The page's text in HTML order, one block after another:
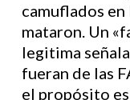
camuflados
mataron. Un
legitima
fueran de las
el propósito